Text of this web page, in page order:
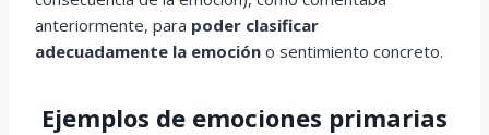
anteriormente, para poder clasificar
adecuadamente la emoción o sentimiento concreto.
Ejemplos de emociones primarias